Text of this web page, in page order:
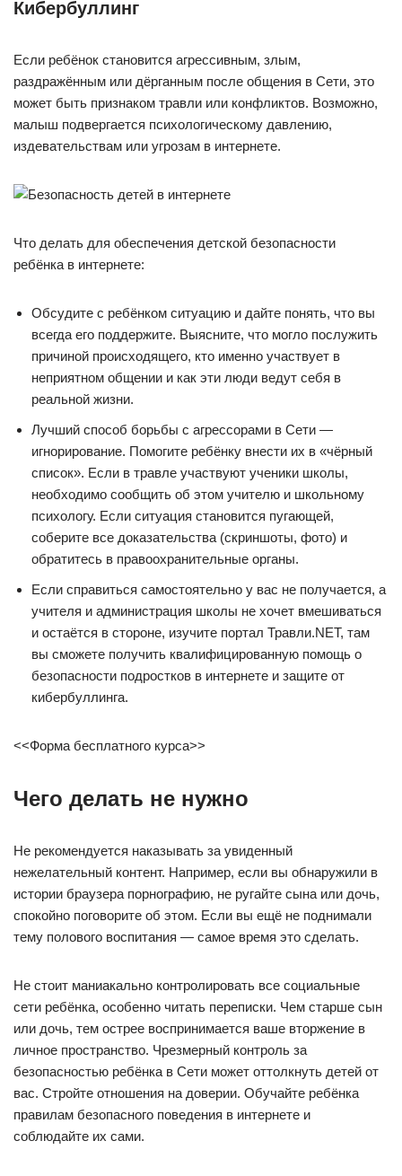
Кибербуллинг
Если ребёнок становится агрессивным, злым,
раздражённым или дёрганным после общения в Сети, это
может быть признаком травли или конфликтов. Возможно,
малыш подвергается психологическому давлению,
издевательствам или угрозам в интернете.
Что делать для обеспечения детской безопасности
ребёнка в интернете:
Обсудите с ребёнком ситуацию и дайте понять, что вы
всегда его поддержите. Выясните, что могло послужить
причиной происходящего, кто именно участвует в
неприятном общении и как эти люди ведут себя в
реальной жизни.
Лучший способ борьбы с агрессорами в Сети —
игнорирование. Помогите ребёнку внести их в «чёрный
список». Если в травле участвуют ученики школы,
необходимо сообщить об этом учителю и школьному
психологу. Если ситуация становится пугающей,
соберите все доказательства (скриншоты, фото) и
обратитесь в правоохранительные органы.
Если справиться самостоятельно у вас не получается, а
учителя и администрация школы не хочет вмешиваться
и остаётся в стороне, изучите портал Травли.NET, там
вы сможете получить квалифицированную помощь о
безопасности подростков в интернете и защите от
кибербуллинга.
<<Форма бесплатного курса>>
Чего делать не нужно
Не рекомендуется наказывать за увиденный
нежелательный контент. Например, если вы обнаружили в
истории браузера порнографию, не ругайте сына или дочь,
спокойно поговорите об этом. Если вы ещё не поднимали
тему полового воспитания — самое время это сделать.
Не стоит маниакально контролировать все социальные
сети ребёнка, особенно читать переписки. Чем старше сын
или дочь, тем острее воспринимается ваше вторжение в
личное пространство. Чрезмерный контроль за
безопасностью ребёнка в Сети может оттолкнуть детей от
вас. Стройте отношения на доверии. Обучайте ребёнка
правилам безопасного поведения в интернете и
соблюдайте их сами.